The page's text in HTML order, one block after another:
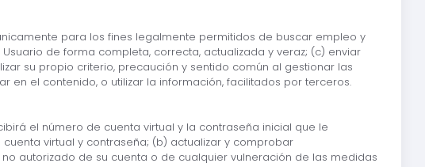
para los fines legalmente permitidos de buscar empleo y
de forma completa, correcta, actualizada y veraz; (c) enviar
su propio criterio, precaución y sentido común al gestionar las
en el contenido, o utilizar la información, facilitados por terceros.
el número de cuenta virtual y la contraseña inicial que le
virtual y contraseña; (b) actualizar y comprobar
no autorizado de su cuenta o de cualquier vulneración de las medidas